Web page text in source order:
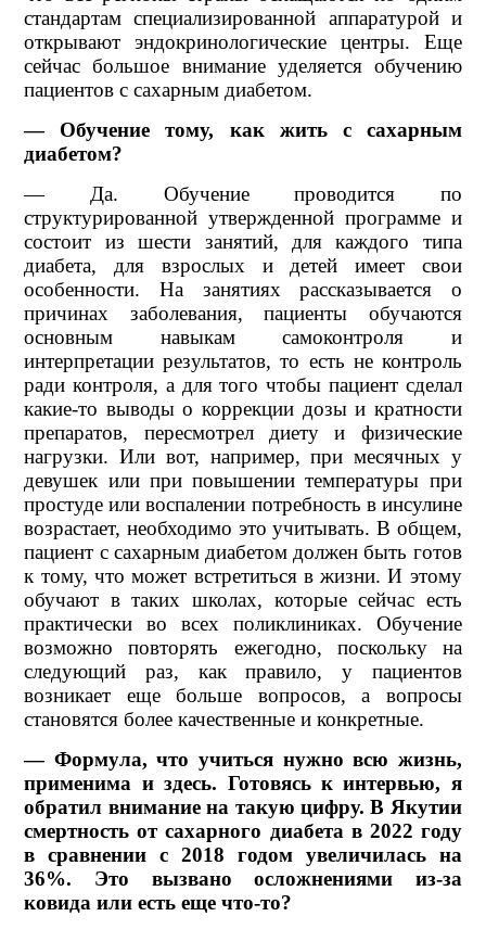
стандартам специализированной аппаратурой и
открывают эндокринологические центры. Еще
сейчас большое внимание уделяется обучению
пациентов с сахарным диабетом.
— Обучение тому, как жить с сахарным
диабетом?
— Да. Обучение проводится по
структурированной утвержденной программе и
состоит из шести занятий, для каждого типа
диабета, для взрослых и детей имеет свои
особенности. На занятиях рассказывается о
причинах заболевания, пациенты обучаются
основным навыкам самоконтроля и
интерпретации результатов, то есть не контроль
ради контроля, а для того чтобы пациент сделал
какие-то выводы о коррекции дозы и кратности
препаратов, пересмотрел диету и физические
нагрузки. Или вот, например, при месячных у
девушек или при повышении температуры при
простуде или воспалении потребность в инсулине
возрастает, необходимо это учитывать. В общем,
пациент с сахарным диабетом должен быть готов
к тому, что может встретиться в жизни. И этому
обучают в таких школах, которые сейчас есть
практически во всех поликлиниках. Обучение
возможно повторять ежегодно, поскольку на
следующий раз, как правило, у пациентов
возникает еще больше вопросов, а вопросы
становятся более качественные и конкретные.
— Формула, что учиться нужно всю жизнь,
применима и здесь. Готовясь к интервью, я
обратил внимание на такую цифру. В Якутии
смертность от сахарного диабета в 2022 году
в сравнении с 2018 годом увеличилась на
36%. Это вызвано осложнениями из-за
ковида или есть еще что-то?